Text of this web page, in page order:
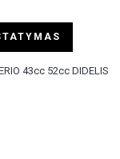
43cc 52cc DIDELIS